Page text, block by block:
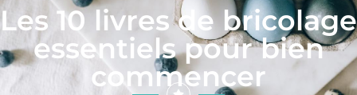
Les 10 livres de bricolage
essentiels pour bien
commencer